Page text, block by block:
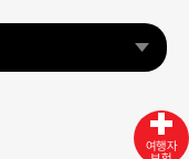
여행자